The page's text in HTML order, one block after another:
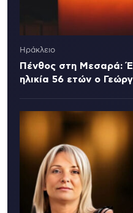
Ηράκλειο
Πένθος στη Μεσαρά:
ηλικία 56 ετών ο